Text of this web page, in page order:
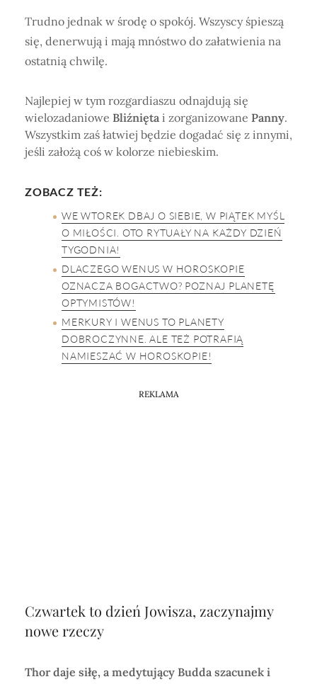
Trudno jednak w środę o spokój. Wszyscy śpieszą
się, denerwują i mają mnóstwo do załatwienia na
ostatnią chwilę.
Najlepiej w tym rozgardiaszu odnajdują się
wielozadaniowe Bliźnięta i zorganizowane Panny.
Wszystkim zaś łatwiej będzie dogadać się z innymi,
jeśli założą coś w kolorze niebieskim.
ZOBACZ TEŻ:
WE WTOREK DBAJ O SIEBIE, W PIĄTEK MYŚL
O MIŁOŚCI. OTO RYTUAŁY NA KAŻDY DZIEŃ
TYGODNIA!
DLACZEGO WENUS W HOROSKOPIE
OZNACZA BOGACTWO? POZNAJ PLANETĘ
OPTYMISTÓW!
MERKURY I WENUS TO PLANETY
DOBROCZYNNE. ALE TEŻ POTRAFIĄ
NAMIESZAĆ W HOROSKOPIE!
REKLAMA
Czwartek to dzień Jowisza, zaczynajmy
nowe rzeczy
Thor daje siłę, a medytujący Budda szacunek i